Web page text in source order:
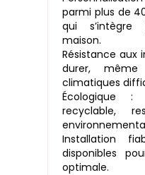
parmi plus de
qui
maison.
Résistance aux
durer,
climatiques
Écologique :
recyclable,
Installation
disponibles
optimale.